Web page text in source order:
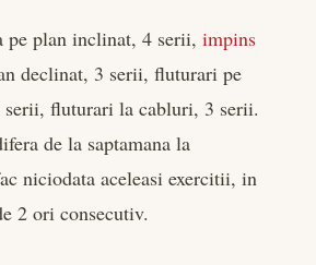
pe plan inclinat, 4 serii, impins
declinat, 3 serii, fluturari pe
fluturari la cabluri, 3 serii.
de la saptamana la
niciodata aceleasi exercitii, in
2 ori consecutiv.